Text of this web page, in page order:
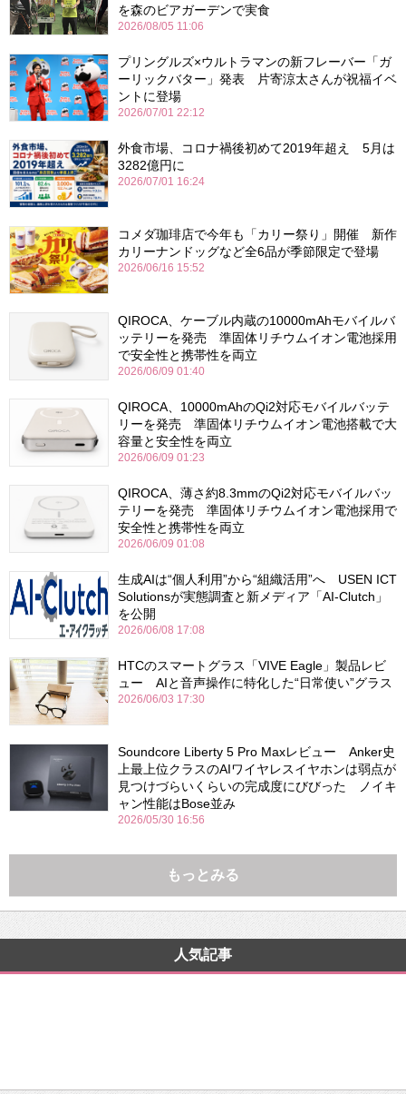
を森のビアガーデンで実食
2026/08/05 11:06
プリングルズ×ウルトラマンの新フレーバー「ガ
ーリックバター」発表 片寄涼太さんが祝福イベ
ントに登場
2026/07/01 22:12
外食市場、コロナ禍後初めて2019年超え 5月は
3282億円に
2026/07/01 16:24
コメダ珈琲店で今年も「カリー祭り」開催 新作
カリーナンドッグなど全6品が季節限定で登場
2026/06/16 15:52
QIROCA、ケーブル内蔵の10000mAhモバイルバ
ッテリーを発売 準固体リチウムイオン電池採用
で安全性と携帯性を両立
2026/06/09 01:40
QIROCA、10000mAhのQi2対応モバイルバッテ
リーを発売 準固体リチウムイオン電池搭載で大
容量と安全性を両立
2026/06/09 01:23
QIROCA、薄さ約8.3mmのQi2対応モバイルバッ
テリーを発売 準固体リチウムイオン電池採用で
安全性と携帯性を両立
2026/06/09 01:08
生成AIは“個人利用”から“組織活用”へ USEN ICT
Solutionsが実態調査と新メディア「AI-Clutch」
を公開
2026/06/08 17:08
HTCのスマートグラス「VIVE Eagle」製品レビ
ュー AIと音声操作に特化した“日常使い”グラス
2026/06/03 17:30
Soundcore Liberty 5 Pro Maxレビュー Anker史
上最上位クラスのAIワイヤレスイヤホンは弱点が
見つけづらいくらいの完成度にびびった ノイキ
ャン性能はBose並み
2026/05/30 16:56
もっとみる
人気記事